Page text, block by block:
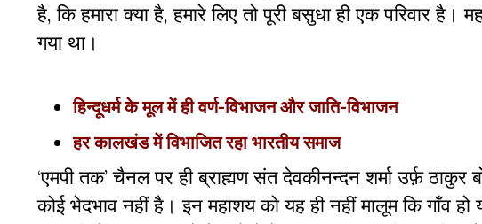
है, कि हमारा क्या है, हमारे लिए तो पूरी बसुधा ही एक परिवार
गया था।
हिन्दूधर्म के मूल में ही वर्ण-विभाजन और जाति-विभाजन
हर कालखंड में विभाजित रहा भारतीय समाज
‘एमपी तक’ चैनल पर ही ब्राह्मण संत देवकीनन्दन शर्मा उर्फ़
कोई भेदभाव नहीं है। इन महाशय को यह ही नहीं मालूम कि गाँव